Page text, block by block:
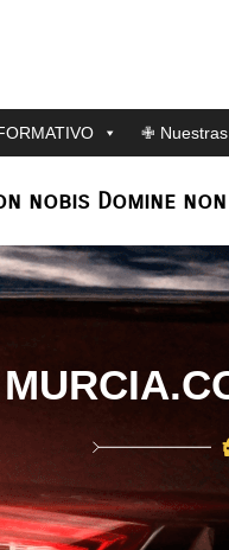
✙
nobis Domine